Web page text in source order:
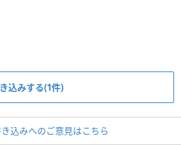
込みする(1件)
込みへのご意見はこちら